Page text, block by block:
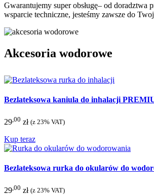
Gwarantujemy super obsługę– od doradztwa
wsparcie techniczne, jesteśmy zawsze do
Akcesoria wodorowe
Bezlateksowa kaniula do inhalacji
29 ,00 zł (z 23% VAT)
Kup teraz
Bezlateksowa rurka do okularów do
29 ,00 zł (z 23% VAT)